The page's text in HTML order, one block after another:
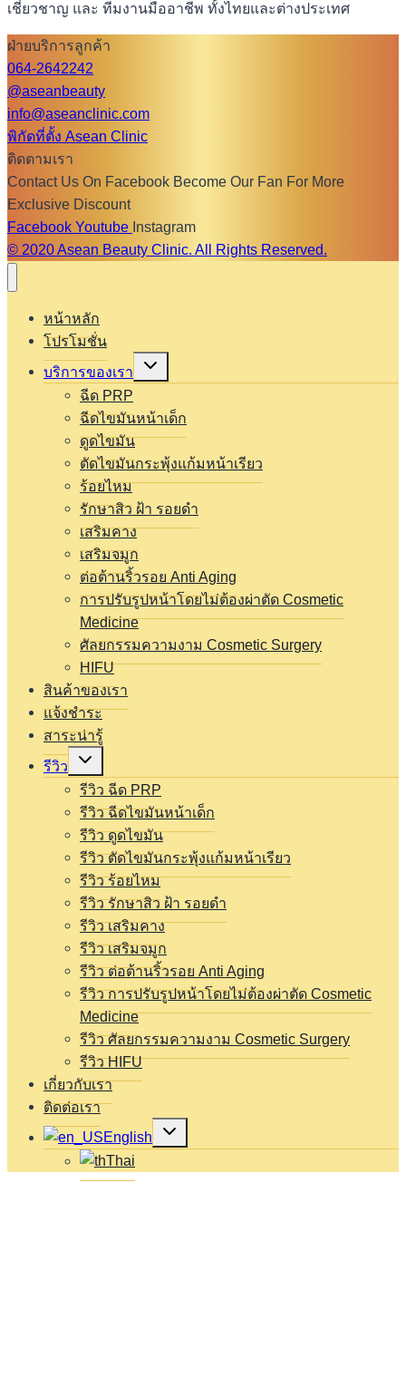
เชี่ยวชาญ และ ทีมงานมืออาชีพ ทั้งไทยและต่างประเทศ
ฝ่ายบริการลูกค้า
064-2642242
@aseanbeauty
info@aseanclinic.com
พิกัดที่ตั้ง Asean Clinic
ติดตามเรา
Contact Us On Facebook Become Our Fan For More
Exclusive Discount
Facebook Youtube Instagram
© 2020 Asean Beauty Clinic. All Rights Reserved.
หน้าหลัก
โปรโมชั่น
บริการของเรา
Expand
menu
ฉีด PRP
ฉีดไขมันหน้าเด็ก
ดูดไขมัน
ตัดไขมันกระพุ้งแก้มหน้าเรียว
ร้อยไหม
รักษาสิว ฝ้า รอยดำ
เสริมคาง
เสริมจมูก
ต่อต้านริ้วรอย Anti Aging
การปรับรูปหน้าโดยไม่ต้องผ่าตัด Cosmetic
Medicine
ศัลยกรรมความงาม Cosmetic Surgery
HIFU
สินค้าของเรา
แจ้งชำระ
สาระน่ารู้
รีวิว
Expand
menu
รีวิว ฉีด PRP
รีวิว ฉีดไขมันหน้าเด็ก
รีวิว ดูดไขมัน
รีวิว ตัดไขมันกระพุ้งแก้มหน้าเรียว
รีวิว ร้อยไหม
รีวิว รักษาสิว ฝ้า รอยดำ
รีวิว เสริมคาง
รีวิว เสริมจมูก
รีวิว ต่อต้านริ้วรอย Anti Aging
รีวิว การปรับรูปหน้าโดยไม่ต้องผ่าตัด Cosmetic
Medicine
รีวิว ศัลยกรรมความงาม Cosmetic Surgery
รีวิว HIFU
เกี่ยวกับเรา
ติดต่อเรา
English
Expand
menu
Thai